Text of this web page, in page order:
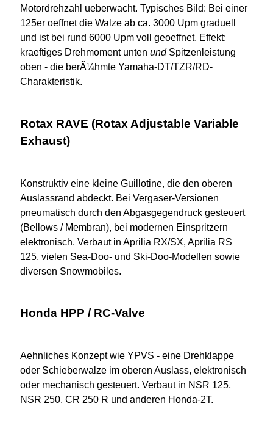
Motordrehzahl ueberwacht. Typisches Bild: Bei einer
125er oeffnet die Walze ab ca. 3000 Upm graduell
und ist bei rund 6000 Upm voll geoeffnet. Effekt:
kraeftiges Drehmoment unten undSpitzenleistung
oben - die berÃ¼hmte Yamaha-DT/TZR/RD-
Charakteristik.
Rotax RAVE (Rotax Adjustable Variable
Exhaust)
Konstruktiv eine kleine Guillotine, die den oberen
Auslassrand abdeckt. Bei Vergaser-Versionen
pneumatisch durch den Abgasgegendruck gesteuert
(Bellows / Membran), bei modernen Einspritzern
elektronisch. Verbaut in Aprilia RX/SX, Aprilia RS
125, vielen Sea-Doo- und Ski-Doo-Modellen sowie
diversen Snowmobiles.
Honda HPP / RC-Valve
Aehnliches Konzept wie YPVS - eine Drehklappe
oder Schieberwalze im oberen Auslass, elektronisch
oder mechanisch gesteuert. Verbaut in NSR 125,
NSR 250, CR 250 R und anderen Honda-2T.